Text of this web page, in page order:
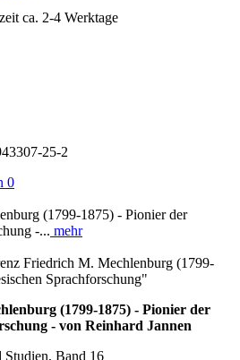
ca. 2-4 Werktage
25-2
0
(1799-1875) - Pionier der
-... mehr
Friedrich M. Mechlenburg (1799-
Sprachforschung"
(1799-1875) - Pionier der
- von Reinhard Jannen
Studien, Band 16